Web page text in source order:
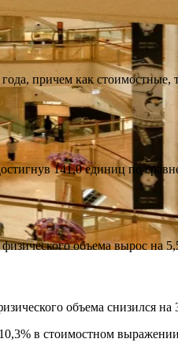
причем как стоимостные,
141,0 единиц по
объема вырос на
объема снизился на
в стоимостном